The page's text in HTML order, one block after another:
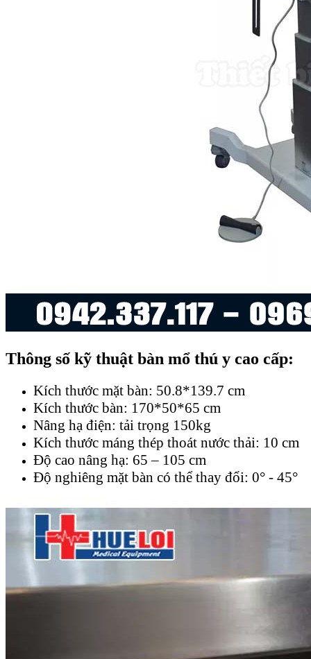
Thông số kỹ thuật bàn mổ thú y cao cấp:
Kích thước mặt bàn: 50.8*139.7 cm
Kích thước bàn: 170*50*65 cm
Nâng hạ điện: tải trọng 150kg
Kích thước máng thép thoát nước thải: 10 cm
Độ cao nâng hạ: 65 – 105 cm
Độ nghiêng mặt bàn có thể thay đổi: 0° - 45°